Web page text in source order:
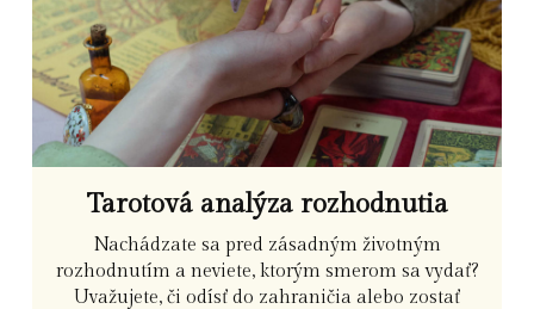
Tarotová analýza rozhodnutia
Nachádzate sa pred zásadným životným
rozhodnutím a neviete, ktorým smerom sa vydať?
Uvažujete, či odísť do zahraničia alebo zostať